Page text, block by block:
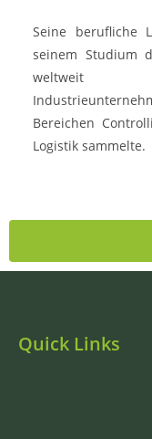
Seine berufliche
seinem Studium
weltweit
Bereichen
Logistik sammelte.
Quick Links